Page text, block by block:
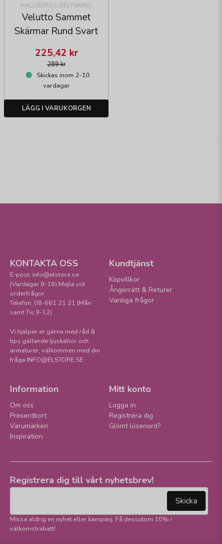
HALLBERGS BELYSNING
Velutto Sammet
Skärmar Rund Svart
289 kr
225,42 kr
Skickas inom 2-10
vardagar
LÄGG I VARUKORGEN
KONTAKTA OSS
E-post: info@elstore.se
(Vardagar 8-16) Mejla vid
orderfrågor
Telefon: 08-661 21 21 (Mån
samt Tis 9-12)
Vi hjälper er gärna med råd &
tips gällande ljuskällor och
armaturer, välkommen med din
fråga INFO@ELSTORE.SE
Kundtjänst
Köpvillkor
Ångerrätt & Returer
Vanliga frågor
Information
Om oss
Presentkort
Varumärken
Inspiration
Mitt konto
Logga in
Registrera dig
Glömt lösenord?
Registrera dig till vårt nyhetsbrev!
Skicka
Missa aldrig en nyhet eller kampanj. Få dessutom 10% i
välkomstrabatt!